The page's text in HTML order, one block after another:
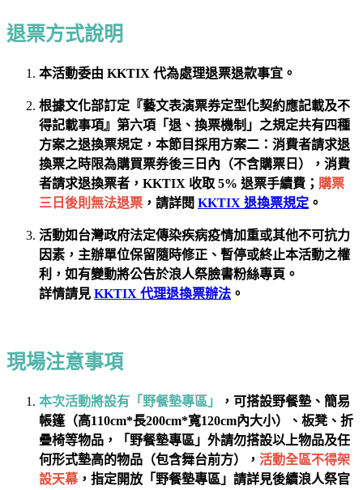
退票方式說明
本活動委由 KKTIX 代為處理退票退款事宜。
根據文化部訂定『藝文表演票券定型化契約應記載及不
得記載事項』第六項「退、換票機制」之規定共有四種
方案之退換票規定，本節目採用方案二：消費者請求退
換票之時限為購買票券後三日內（不含購票日），消費
者請求退換票者，KKTIX 收取 5% 退票手續費； 購票
三日後則無法退票 ， 請詳閱 KKTIX 退換票規定 。
活動如台灣政府法定傳染疾病疫情加重或其他不可抗力
因素，主辦單位保留隨時修正、暫停或終止本活動之權
利，如有變動將公告於浪人祭臉書粉絲專頁。
詳情請見 KKTIX 代理退換票辦法 。
現場注意事項
本次活動將設有「野餐墊專區」
，可搭設野餐墊、簡易
帳篷（高110cm*長200cm*寬120cm內大小）、板凳、折
疊椅等物品，「野餐墊專區」外請勿搭設以上物品及任
何形式墊高的物品（包含舞台前方）， 活動全區不得架
設天幕，指定開放「野餐墊專區」請詳見後續浪人祭官